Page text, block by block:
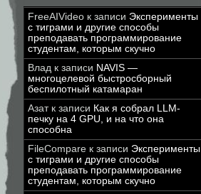
FreeAIVideo к записи Эксперименты
с тиграми и другие способы
преподавать программирование
студентам, которым скучно
Влад к записи NAVIS —
многоцелевой быстросборный
беспилотный катамаран
Азатк записи Как я собрал LLM-
печку на 4 GPU, и на что она
способна
FileCompare к записи Эксперименты
с тиграми и другие способы
преподавать программирование
студентам, которым скучно